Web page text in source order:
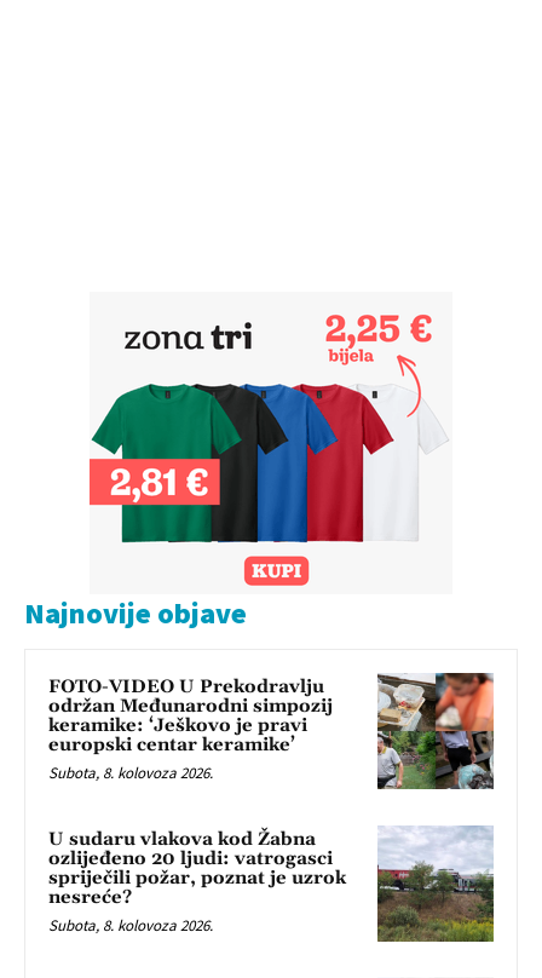
Najnovije objave
FOTO-VIDEO U Prekodravlju
održan Međunarodni simpozij
keramike: ‘Ješkovo je pravi
europski centar keramike’
Subota, 8. kolovoza 2026.
U sudaru vlakova kod Žabna
ozlijeđeno 20 ljudi: vatrogasci
spriječili požar, poznat je uzrok
nesreće?
Subota, 8. kolovoza 2026.